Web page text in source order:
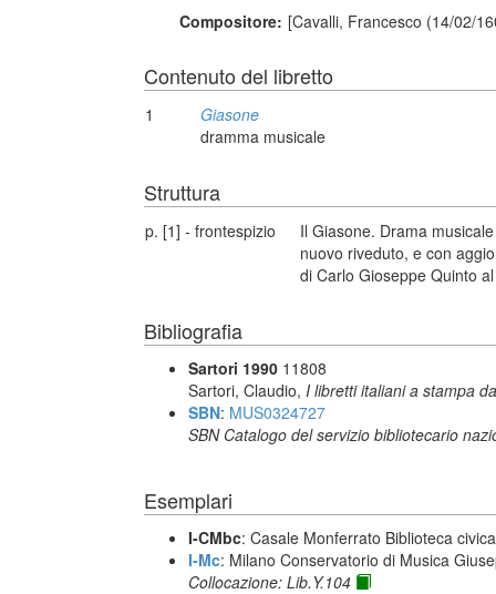
Compositore: [Cavalli, Francesco (14/02/
Contenuto del libretto
1
Giasone
dramma musicale
Struttura
p. [1] - frontespizio
Il Giasone. Drama
nuovo riveduto, e con
di Carlo Gioseppe Quinto
Bibliografia
Sartori 1990 11808
Sartori, Claudio, I libretti italiani a stampa
SBN: MUS0324727
SBN Catalogo del servizio bibliotecario
Esemplari
I-CMbc: Casale Monferrato Biblioteca
I-Mc: Milano Conservatorio di Musica
Collocazione: Lib.Y.104